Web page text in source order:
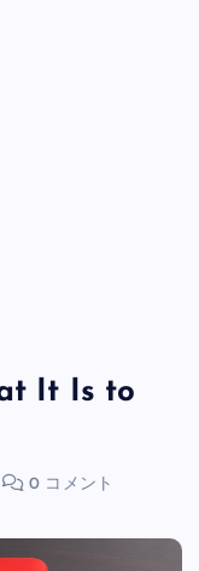
It Is to
0 コメント